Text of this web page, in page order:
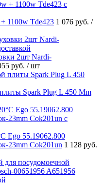
1100w Tde423 1 076 руб. /
2шт Nardi-
руб. / шт
Spark Plug L 450 Mm
Ego 55.19062.800
23mm Cok201un 1 128 руб.